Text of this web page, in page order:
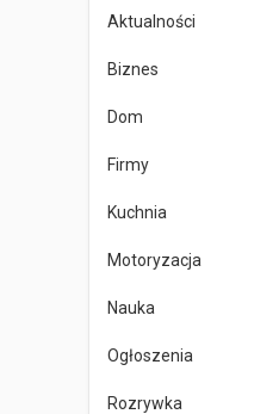
Aktualności
Biznes
Dom
Firmy
Kuchnia
Motoryzacja
Nauka
Ogłoszenia
Rozrywka